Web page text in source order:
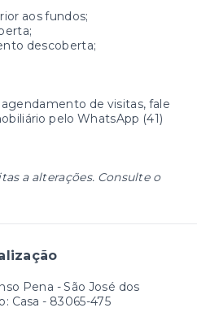
aos fundos;
descoberta;
de visitas, fale
pelo WhatsApp (41)
a alterações. Consulte o
Pena - São José dos
Casa - 83065-475